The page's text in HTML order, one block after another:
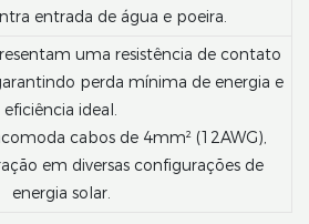
entrada de água e poeira.
uma resistência de contato
perda mínima de energia e
eficiência ideal.
cabos de 4mm² (12AWG),
em diversas configurações de
energia solar.